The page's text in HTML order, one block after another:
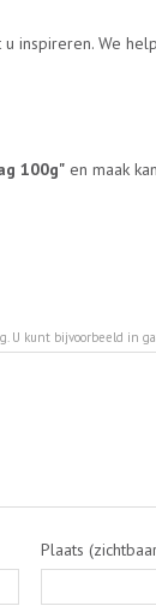
inspireren. We
100g" en maak
kunt bijvoorbeeld in
Plaats